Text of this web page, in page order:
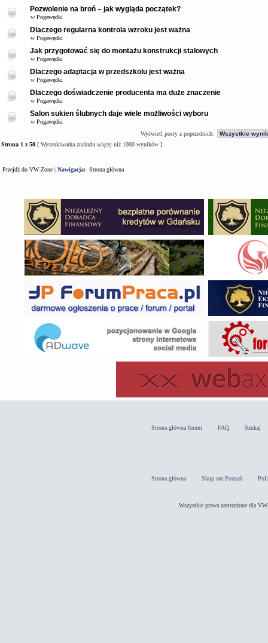
Pozwolenie na broń – jak wygląda początek?
w Pogawędki
Dlaczego regularna kontrola wzroku jest ważna
w Pogawędki
Jak przygotować się do montażu konstrukcji stalowych
w Pogawędki
Dlaczego adaptacja w przedszkolu jest ważna
w Pogawędki
Dlaczego doświadczenie producenta ma duże znaczenie
w Pogawędki
Salon sukien ślubnych daje wiele możliwości wyboru
w Pogawędki
Wyświetl posty z poprzednich:
Strona 1 z50 [ Wyszukiwarka znalazła więcej niż 1000 wyników ]
Przejdź do VW Zone | Nawigacja: Strona główna
Strona główna forum FAQ Szukaj
Strona główna Skup aut Poznań
Wszystkie prawa zastrzeżone dla